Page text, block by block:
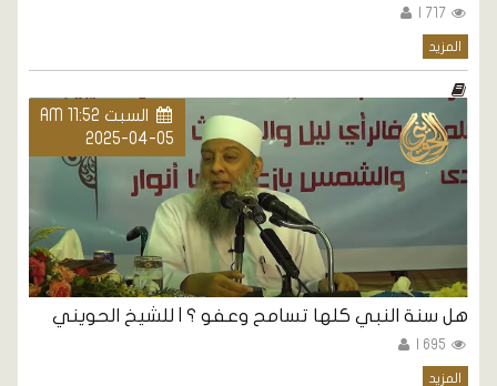
المزيد
السبت AM 11:52
2025-04-05
هل سنة النبي كلها تسامح وعفو ؟ | للشيخ الحويني
المزيد